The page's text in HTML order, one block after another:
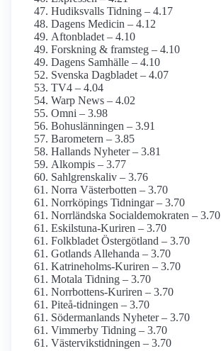
Hudiksvalls Tidning – 4.17
Dagens Medicin – 4.12
Aftonbladet – 4.10
Forskning & framsteg – 4.10
Dagens Samhälle – 4.10
Svenska Dagbladet – 4.07
TV4 – 4.04
Warp News – 4.02
Omni – 3.98
Bohuslänningen – 3.91
Barometern – 3.85
Hallands Nyheter – 3.81
Alkompis – 3.77
Sahlgrenskaliv – 3.76
Norra Västerbotten – 3.70
Norrköpings Tidningar – 3.70
Norrländska Social­demokraten – 3.70
Eskilstuna-Kuriren – 3.70
Folkbladet Östergötland – 3.70
Gotlands Allehanda – 3.70
Katrineholms-Kuriren – 3.70
Motala Tidning – 3.70
Norrbottens-Kuriren – 3.70
Piteå-tidningen – 3.70
Söderman­lands Nyheter – 3.70
Vimmerby Tidning – 3.70
Västervikstidningen – 3.70